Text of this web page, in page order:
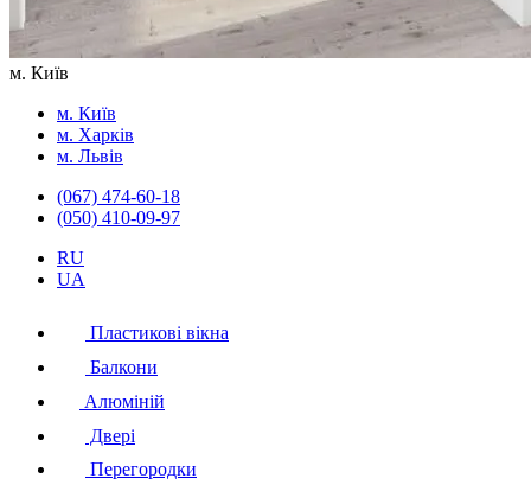
м. Київ
м. Київ
м. Харків
м. Львів
(067) 474-60-18
(050) 410-09-97
RU
UA
Пластикові вікна
Балкони
Алюміній
Двері
Перегородки